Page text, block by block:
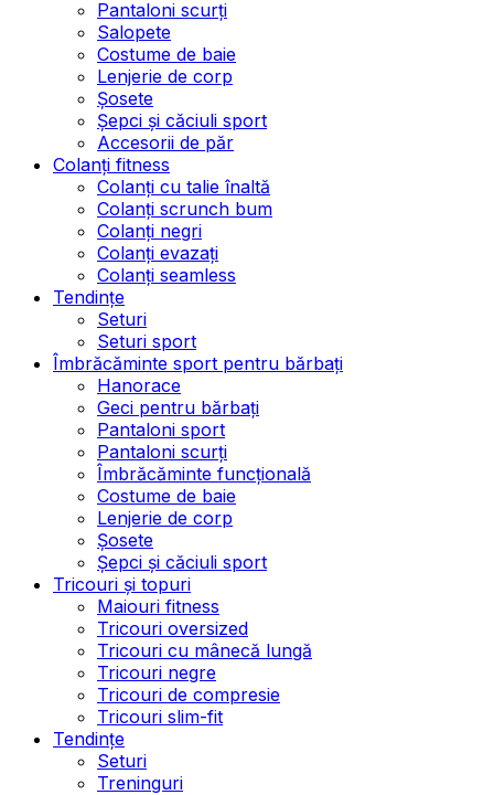
Pantaloni scurți
Salopete
Costume de baie
Lenjerie de corp
Șosete
Șepci și căciuli sport
Accesorii de păr
Colanți fitness
Colanți cu talie înaltă
Colanți scrunch bum
Colanți negri
Colanți evazați
Colanți seamless
Tendințe
Seturi
Seturi sport
Îmbrăcăminte sport pentru bărbați
Hanorace
Geci pentru bărbați
Pantaloni sport
Pantaloni scurți
Îmbrăcăminte funcțională
Costume de baie
Lenjerie de corp
Șosete
Șepci și căciuli sport
Tricouri și topuri
Maiouri fitness
Tricouri oversized
Tricouri cu mânecă lungă
Tricouri negre
Tricouri de compresie
Tricouri slim-fit
Tendințe
Seturi
Treninguri